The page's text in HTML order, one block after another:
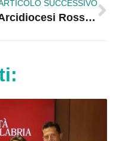
SUCCESSIVO
Arcidiocesi Rossano-Cariati, quarta tappa del percorso verso il Sinodo dei Giovani